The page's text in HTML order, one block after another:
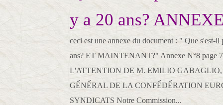
y a 20 ans?
ceci est une annexe du document : " Que s'est-
ans? ET MAINTENANT?" Annexe N°8 page
L'ATTENTION DE M. EMILIO GABAGLIO,
GẾNẾRAL DE LA CONFẾDẾRATION
SYNDICATS Notre Commission...